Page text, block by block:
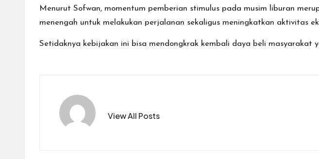
Menurut Sofwan, momentum pemberian stimulus pada musim liburan
menengah untuk melakukan perjalanan sekaligus meningkatkan aktivitas
Setidaknya kebijakan ini bisa mendongkrak kembali daya beli masyarakat
View All Posts